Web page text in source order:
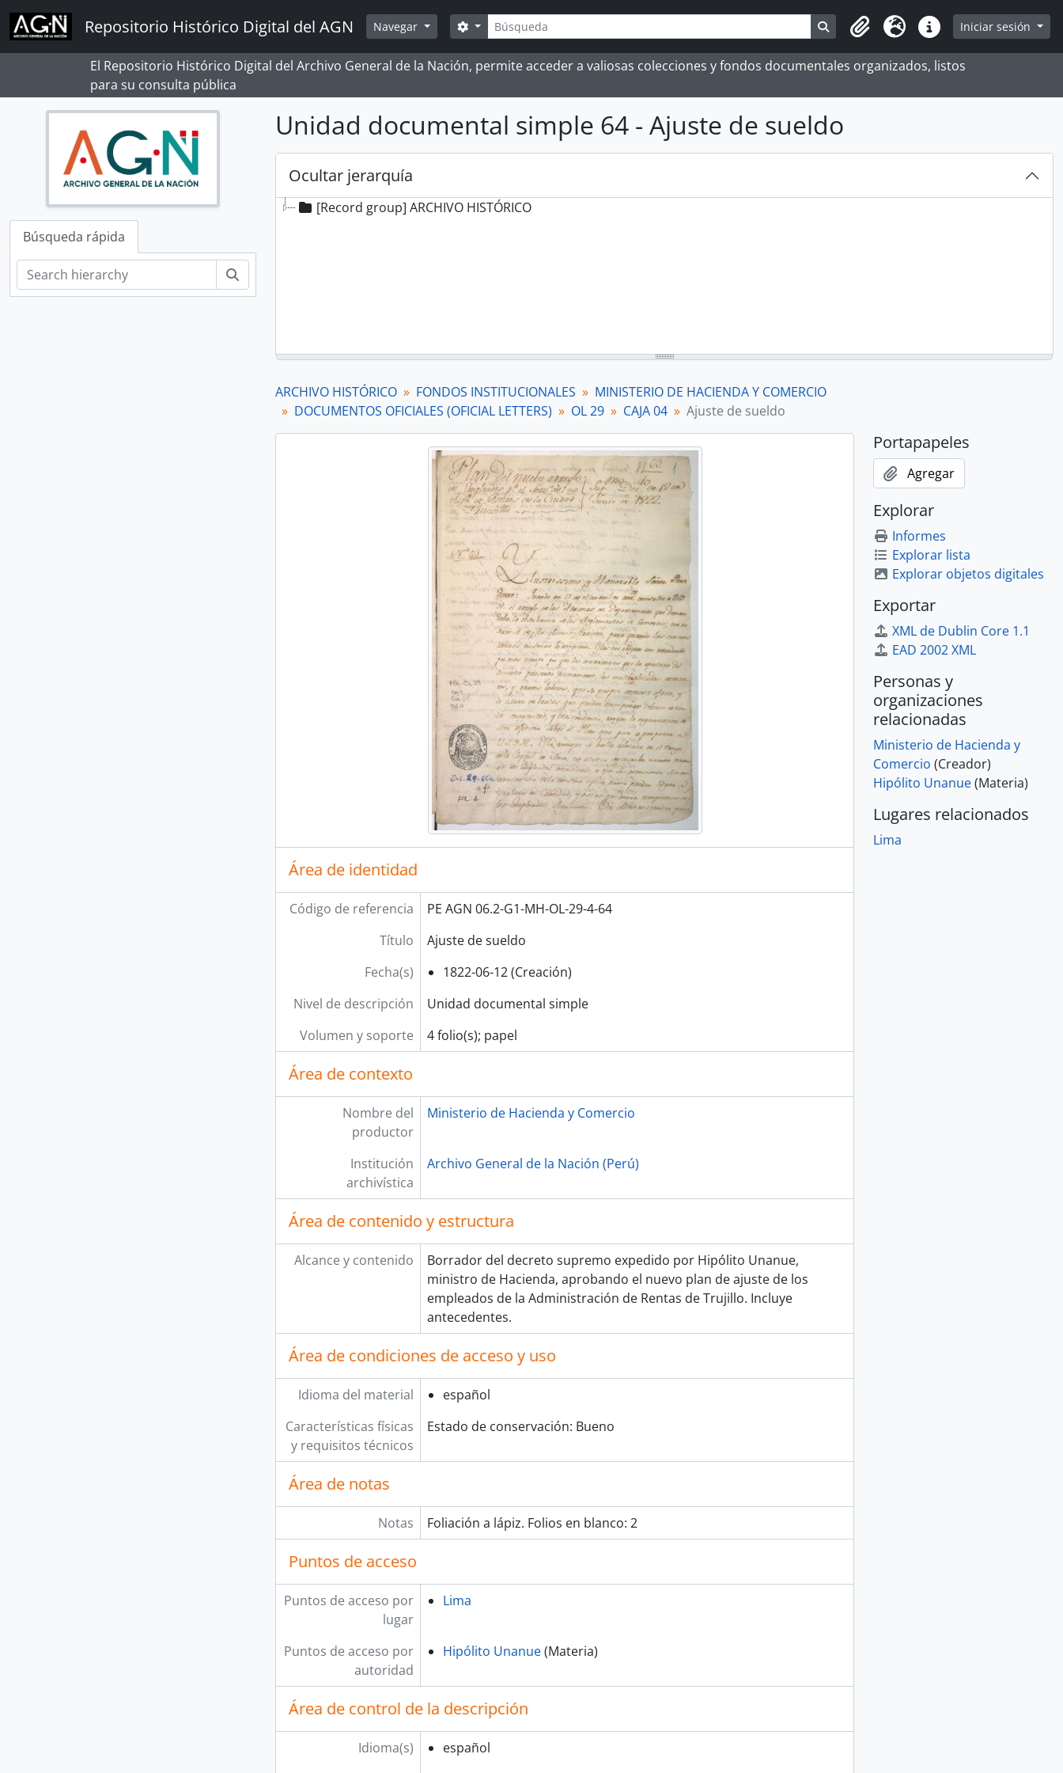
Skip to main content
Repositorio Histórico Digital del AGN Navegar Búsqueda
Search options Search in browse page
Portapapeles
Idioma Enlaces rápidos
Iniciar sesión
El Repositorio Histórico Digital del Archivo General de la Nación, permite acceder a valiosas colecciones y fondos documentales organizados, listos
para su consulta pública
Búsqueda rápida
Unidad documental simple 64 - Ajuste de sueldo
Ocultar jerarquía
[Record group] ARCHIVO HISTÓRICO
ARCHIVO HISTÓRICO FONDOS INSTITUCIONALES
MINISTERIO DE HACIENDA Y COMERCIO
DOCUMENTOS OFICIALES (OFICIAL LETTERS)
OL 29 CAJA 04 Ajuste de sueldo
Área de identidad
Código de referencia
PE AGN 06.2-G1-MH-OL-29-4-64
Título
Ajuste de sueldo
Fecha(s)
1822-06-12 (Creación)
Nivel de descripción
Unidad documental simple
Volumen y soporte
4 folio(s); papel
Área de contexto
Nombre del
productor
Ministerio de Hacienda y Comercio
Institución
archivística
Archivo General de la Nación (Perú)
Área de contenido y estructura
Alcance y contenido
Borrador del decreto supremo expedido por Hipólito Unanue,
ministro de Hacienda, aprobando el nuevo plan de ajuste de los
empleados de la Administración de Rentas de Trujillo. Incluye
antecedentes.
Área de condiciones de acceso y uso
Idioma del material
español
Características físicas
y requisitos técnicos
Estado de conservación: Bueno
Área de notas
Notas Foliación a lápiz. Folios en blanco: 2
Puntos de acceso
Puntos de acceso por
lugar
Lima
Puntos de acceso por
autoridad
Hipólito Unanue(Materia)
Área de control de la descripción
Idioma(s)
español
Portapapeles
Agregar
Explorar
Informes
Explorar lista
Explorar objetos digitales
Exportar
XML de Dublin Core 1.1
EAD 2002 XML
Personas y
organizaciones
relacionadas
Ministerio de Hacienda y
Comercio (Creador)
Hipólito Unanue(Materia)
Lugares relacionados
Lima